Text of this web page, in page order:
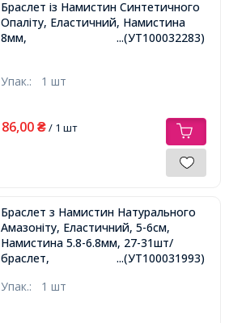
Браслет із Намистин Синтетичного
Опаліту, Еластичний, Намистина
8мм,
...(УТ100032283)
Упак.: 1 шт
86,00 ₴/ 1 шт
Браслет з Намистин Натурального
Амазоніту, Еластичний, 5-6см,
Намистина 5.8-6.8мм, 27-31шт/
браслет,
...(УТ100031993)
Упак.: 1 шт